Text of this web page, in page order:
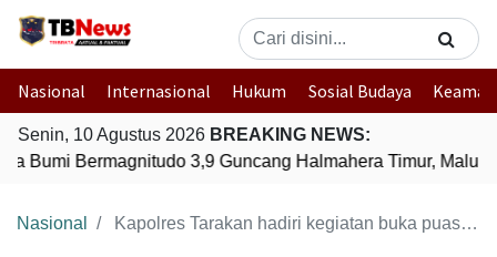
Nasional Internasional Hukum Sosial Budaya
Senin, 10 Agustus 2026 BREAKING NEWS:
Bumi Bermagnitudo 3,9 Guncang Halmahera Timur, Maluku
Nasional Kapolres Tarakan hadiri kegiatan buka puasa bersama dan syukuran pelantikan Walikota dan wakil walikota tarakan